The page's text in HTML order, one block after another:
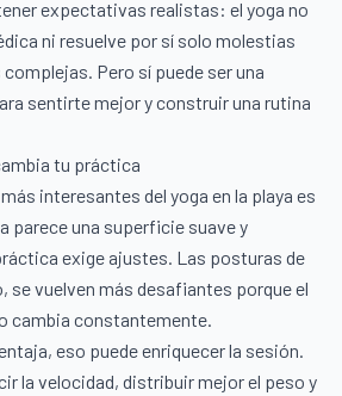
expectativas realistas: el yoga no
ni resuelve por sí solo molestias
Pero sí puede ser una
sentirte mejor y construir una rutina
tu práctica
interesantes del yoga en la playa es
parece una superficie suave y
exige ajustes. Las posturas de
se vuelven más desafiantes porque el
cambia constantemente.
eso puede enriquecer la sesión.
la velocidad, distribuir mejor el peso y